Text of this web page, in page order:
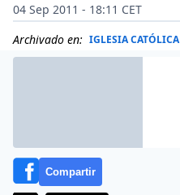
04 Sep 2011 - 18:11 CET
Archivado en: IGLESIA CATÓLICA
Compartir